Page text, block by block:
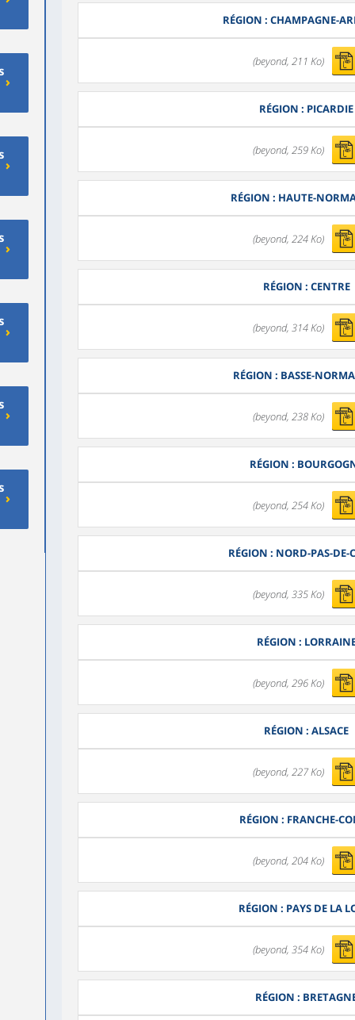
RÉGION : CHAMPAGNE-
(beyond, 211 Ko)
RÉGION : PICARDIE
(beyond, 259 Ko)
RÉGION : HAUTE-
(beyond, 224 Ko)
RÉGION : CENTRE
(beyond, 314 Ko)
RÉGION : BASSE-
(beyond, 238 Ko)
RÉGION :
(beyond, 254 Ko)
RÉGION : NORD-PAS-DE-
(beyond, 335 Ko)
RÉGION :
(beyond, 296 Ko)
RÉGION : ALSACE
(beyond, 227 Ko)
RÉGION : FRANCHE-
(beyond, 204 Ko)
RÉGION : PAYS DE LA
(beyond, 354 Ko)
RÉGION :